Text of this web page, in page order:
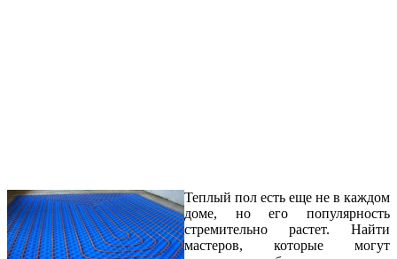
Теплый пол есть еще не в каждом
доме, но его популярность
стремительно растет. Найти
мастеров, которые могут